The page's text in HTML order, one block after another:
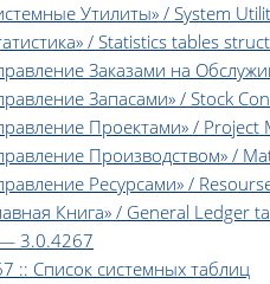
Утилиты» / System
/ Statistics tables
Заказами на
Запасами» / Stock
Проектами» /
Производством» /
Ресурсами» /
Книга» / General Ledger
— 3.0.4267
:: Список системных таблиц